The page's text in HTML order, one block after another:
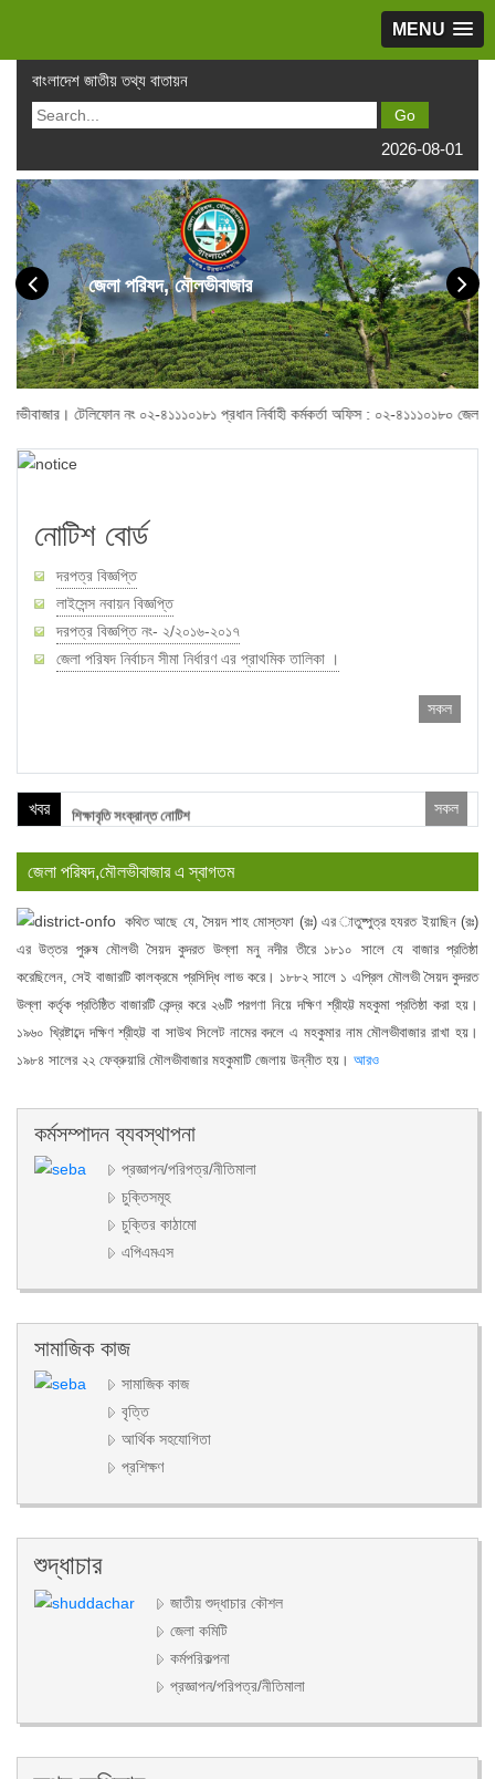
MENU
বাংলাদেশ জাতীয় তথ্য বাতায়ন
2026-08-01
জেলা পরিষদ, মৌলভীবাজার
টেলিফোন নং ০২-৪১১১০১৮১ প্রধান নির্বাহী কর্মকর্তা অফিস : ০২-৪১১১০১৮০ জেলা
নোটিশ বোর্ড
দরপত্র বিজ্ঞপ্তি
লাইসেন্স নবায়ন বিজ্ঞপ্তি
দরপত্র বিজ্ঞপ্তি নং- ২/২০১৬-২০১৭
জেলা পরিষদ নির্বাচন সীমা নির্ধারণ এর প্রাথমিক তালিকা ।
সকল
খবর
ঢাকা উত্তর সিটি কর্পোরেশন ।
শিক্ষাবৃতি সংক্রান্ত নোটিশ
NOC For Passport (Azimul)
সকল
জেলা পরিষদ,মৌলভীবাজার এ স্বাগতম
কথিত আছে যে, সৈয়দ শাহ মোস্তফা (রঃ) এর াতুষ্পুত্র হযরত ইয়াছিন (রঃ)
এর উত্তর পুরুষ মৌলভী সৈয়দ কুদরত উল্লা মনু নদীর তীরে ১৮১০ সালে যে বাজার প্রতিষ্ঠা
করেছিলেন, সেই বাজারটি কালক্রমে প্রসিদ্ধি লাভ করে। ১৮৮২ সালে ১ এপ্রিল মৌলভী সৈয়দ কুদরত
উল্লা কর্তৃক প্রতিষ্ঠিত বাজারটি কেন্দ্র করে ২৬টি পরগণা নিয়ে দক্ষিণ শ্রীহট্ট মহকুমা প্রতিষ্ঠা করা হয়।
১৯৬০ খ্রিষ্টাব্দে দক্ষিণ শ্রীহট্ট বা সাউথ সিলেট নামের বদলে এ মহকুমার নাম মৌলভীবাজার রাখা হয়।
১৯৮৪ সালের ২২ ফেব্রুয়ারি মৌলভীবাজার মহকুমাটি জেলায় উন্নীত হয়। আরও
কর্মসম্পাদন ব্যবস্থাপনা
প্রজ্ঞাপন/পরিপত্র/নীতিমালা
চুক্তিসমূহ
চুক্তির কাঠামো
এপিএমএস
সামাজিক কাজ
সামাজিক কাজ
বৃত্তি
আর্থিক সহযোগিতা
প্রশিক্ষণ
শুদ্ধাচার
জাতীয় শুদ্ধাচার কৌশল
জেলা কমিটি
কর্মপরিকল্পনা
প্রজ্ঞাপন/পরিপত্র/নীতিমালা